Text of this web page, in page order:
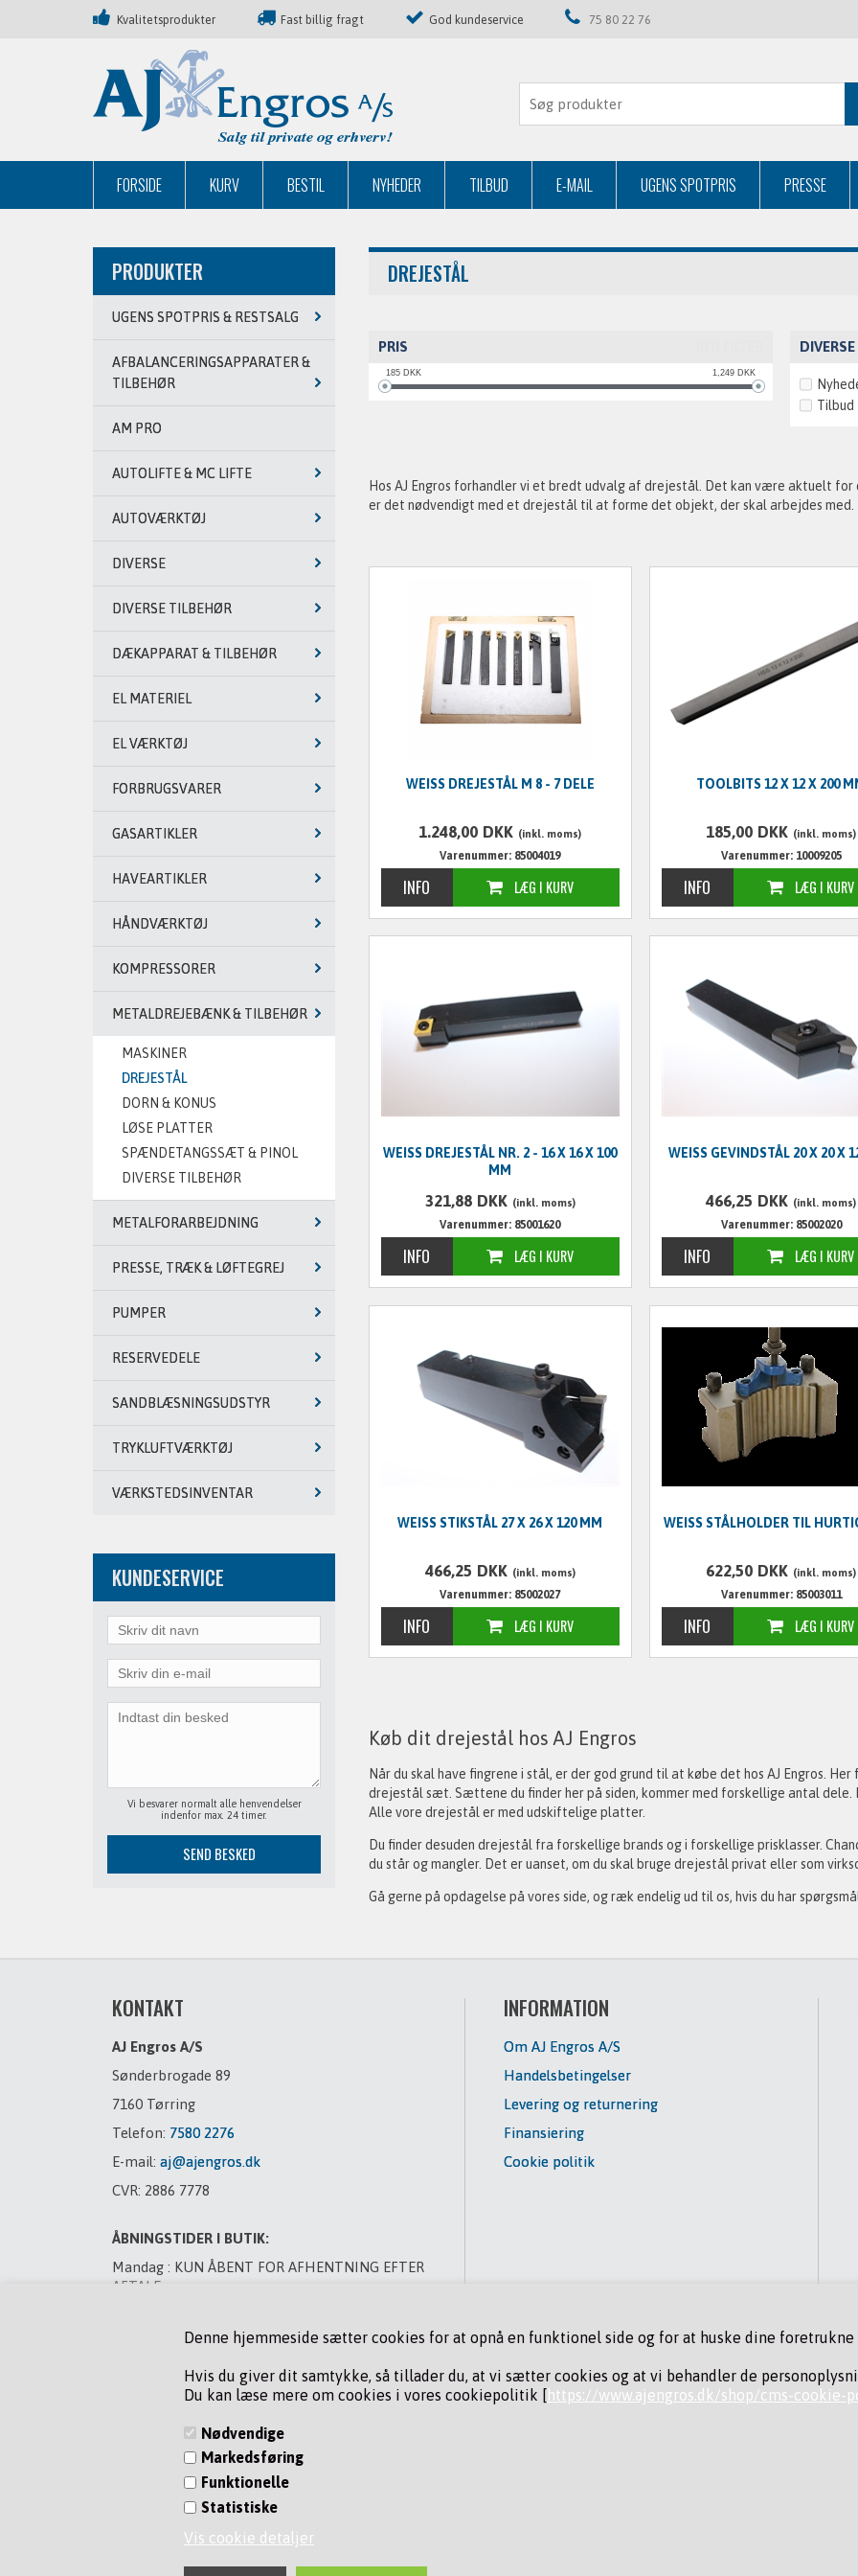
Denne hjemmeside sætter cookies for at opnå en funktionel side og for at huske dine
Hvis du giver dit samtykke, så tillader du, at vi sætter cookies og at vi behandler de
Du kan læse mere om cookies i vores cookiepolitik [https://www.ajengros.dk/shop/cms-cookie-
Nødvendige
Markedsføring
Funktionelle
Statistiske
Vis cookie detaljer
Kvalitetsprodukter Fast billig fragt God kundeservice 75 80 22 76
FORSIDE KURV BESTIL NYHEDER TILBUD E-MAIL UGENS SPOTPRIS PRESSE
PRODUKTER
UGENS SPOTPRIS & RESTSALG
AFBALANCERINGSAPPARATER &
TILBEHØR
AM PRO
AUTOLIFTE & MC LIFTE
AUTOVÆRKTØJ
DIVERSE
DIVERSE TILBEHØR
DÆKAPPARAT & TILBEHØR
EL MATERIEL
EL VÆRKTØJ
FORBRUGSVARER
GASARTIKLER
HAVEARTIKLER
HÅNDVÆRKTØJ
KOMPRESSORER
METALDREJEBÆNK & TILBEHØR
MASKINER
DREJESTÅL
DORN & KONUS
LØSE PLATTER
SPÆNDETANGSSÆT & PINOL
DIVERSE TILBEHØR
METALFORARBEJDNING
PRESSE, TRÆK & LØFTEGREJ
PUMPER
RESERVEDELE
SANDBLÆSNINGSUDSTYR
TRYKLUFTVÆRKTØJ
VÆRKSTEDSINVENTAR
KUNDESERVICE
Vi besvarer normalt alle henvendelser
indenfor max. 24 timer.
DREJESTÅL
PRIS
185DKK 1,249DKK
DIVERSE
Tilbud
Hos AJ Engros forhandler vi et bredt udvalg af drejestål. Det kan være aktuelt
er det nødvendigt med et drejestål til at forme det objekt, der skal arbejdes med.
WEISS DREJESTÅL M 8 - 7 DELE
1.248,00 DKK (inkl. moms)
Varenummer: 85004019
TOOLBITS 12 X 12 X 200
185,00 DKK (inkl. moms)
Varenummer: 10009205
WEISS DREJESTÅL NR. 2 - 16 X 16 X 100
MM
321,88 DKK (inkl. moms)
Varenummer: 85001620
WEISS GEVINDSTÅL 20 X 20 X
466,25 DKK (inkl. moms)
Varenummer: 85002020
WEISS STIKSTÅL 27 X 26 X 120 MM
466,25 DKK (inkl. moms)
Varenummer: 85002027
WEISS STÅLHOLDER TIL
622,50 DKK (inkl. moms)
Varenummer: 85003011
Køb dit drejestål hos AJ Engros
Når du skal have fingrene i stål, er der god grund til at købe det hos AJ Engros.
drejestål sæt. Sættene du finder her på siden, kommer med forskellige antal
Alle vore drejestål er med udskiftelige platter.
Du finder desuden drejestål fra forskellige brands og i forskellige prisklasser.
du står og mangler. Det er uanset, om du skal bruge drejestål privat eller som
Gå gerne på opdagelse på vores side, og ræk endelig ud til os, hvis du har
KONTAKT
AJ Engros A/S
Sønderbrogade 89
7160 Tørring
Telefon: 7580 2276
E-mail:aj@ajengros.dk
CVR: 2886 7778
ÅBNINGSTIDER I BUTIK:
Mandag : KUN ÅBENT FOR AFHENTNING EFTER
AFTALE
Onsdag : LUKKET
Torsdag : LUKKET
Fredag : LUKKET
Lørdag : LUKKET
VED BYTNING AF GAS MANDAG OG TORSDAG, RING
PÅ 75 80 22 76
ORDERE FRA WEBSHOP SENDES MANDAG &
INFORMATION
Om AJ Engros A/S
Handelsbetingelser
Levering og returnering
Finansiering
Cookie politik